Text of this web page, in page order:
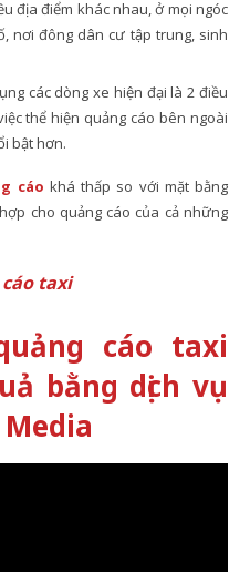
địa điểm khác nhau, ở mọi ngóc
nơi đông dân cư tập trung, sinh
các dòng xe hiện đại là 2 điều
thể hiện quảng cáo bên ngoài
bật hơn.
cáo khá thấp so với mặt bằng
cho quảng cáo của cả những
taxi
cáo taxi
bằng dịch vụ